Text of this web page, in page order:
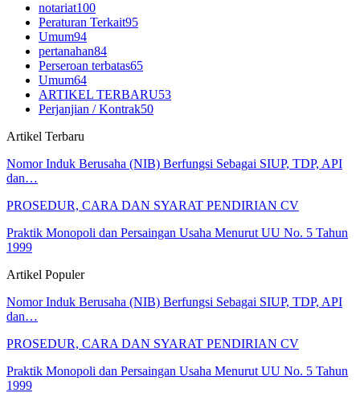
notariat100
Peraturan Terkait95
Umum94
pertanahan84
Perseroan terbatas65
Umum64
ARTIKEL TERBARU53
Perjanjian / Kontrak50
Artikel Terbaru
Nomor Induk Berusaha (NIB) Berfungsi Sebagai SIUP, TDP, API
dan…
PROSEDUR, CARA DAN SYARAT PENDIRIAN CV
Praktik Monopoli dan Persaingan Usaha Menurut UU No. 5 Tahun
1999
Artikel Populer
Nomor Induk Berusaha (NIB) Berfungsi Sebagai SIUP, TDP, API
dan…
PROSEDUR, CARA DAN SYARAT PENDIRIAN CV
Praktik Monopoli dan Persaingan Usaha Menurut UU No. 5 Tahun
1999